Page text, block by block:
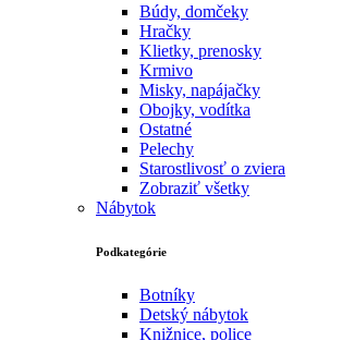
Búdy, domčeky
Hračky
Klietky, prenosky
Krmivo
Misky, napájačky
Obojky, vodítka
Ostatné
Pelechy
Starostlivosť o zviera
Zobraziť všetky
Nábytok
Podkategórie
Botníky
Detský nábytok
Knižnice, police